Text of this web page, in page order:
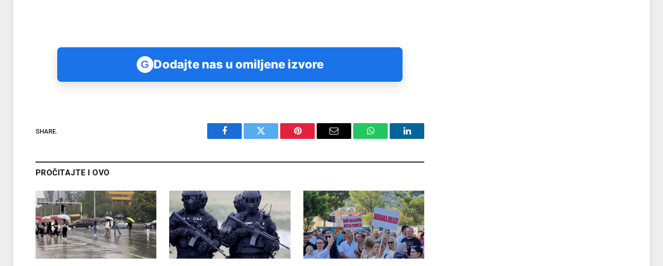
G Dodajte nas u omiljene izvore
SHARE.
Facebook Twitter Pinterest Email WhatsAppLinkedIn
PROČITAJTE I OVO